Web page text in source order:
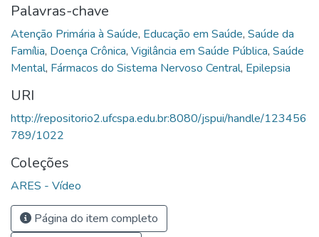
Palavras-chave
Atenção Primária à Saúde, Educação em Saúde, Saúde da
Família, Doença Crônica, Vigilância em Saúde Pública, Saúde
Mental, Fármacos do Sistema Nervoso Central, Epilepsia
URI
http://repositorio2.ufcspa.edu.br:8080/jspui/handle/123456
789/1022
Coleções
ARES - Vídeo
Página do item completo